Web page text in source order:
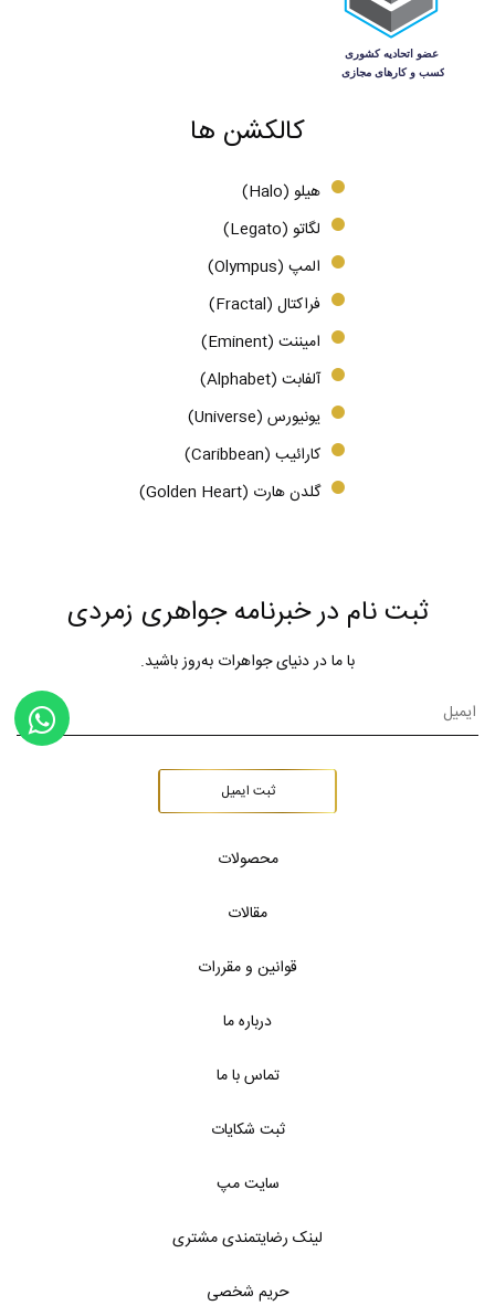
کالکشن ها
هیلو (Halo)
لگاتو (Legato)
المپ (Olympus)
فراکتال (Fractal)
امیننت (Eminent)
آلفابت (Alphabet)
یونیورس (Universe)
کارائیب (Caribbean)
گلدن هارت (Golden Heart)
ثبت نام در خبرنامه جواهری زمردی
با ما در دنیای جواهرات به‌روز باشید.
ثبت ایمیل
محصولات
مقالات
قوانین و مقررات
درباره ما
تماس با ما
ثبت شکایات
سایت مپ
لینک رضایتمندی مشتری
حریم شخصی